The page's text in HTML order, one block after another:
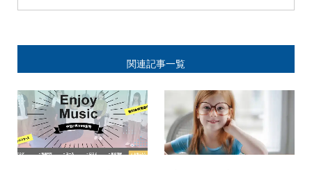
関連記事一覧